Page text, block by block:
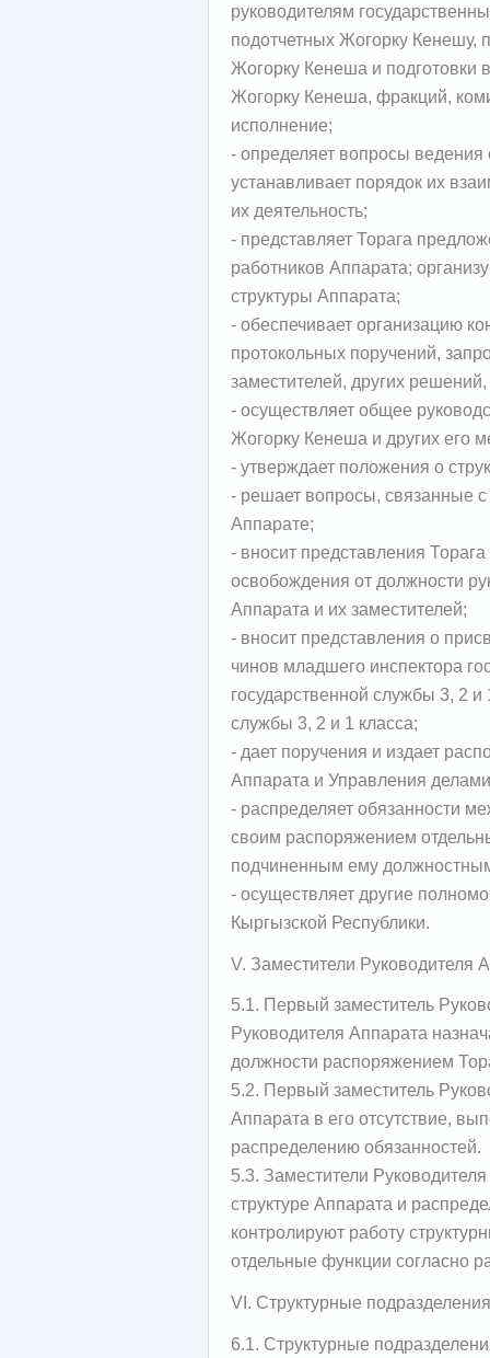
руководителям
подотчетных Жогорку Кенешу,
Жогорку Кенеша и подготовки
Жогорку Кенеша, фракций,
исполнение;
- определяет вопросы ведения
устанавливает порядок их
их деятельность;
- представляет Торага
работников Аппарата;
структуры Аппарата;
- обеспечивает организацию
протокольных поручений,
заместителей, других
- осуществляет общее
Жогорку Кенеша и других его
- утверждает положения о
- решает вопросы, связанные
Аппарате;
- вносит представления
освобождения от должности
Аппарата и их заместителей;
- вносит представления о
чинов младшего инспектора
государственной службы 3, 2 и
службы 3, 2 и 1 класса;
- дает поручения и издает
Аппарата и Управления
- распределяет обязанности
своим распоряжением
подчиненным ему
- осуществляет другие
Кыргызской Республики.
V. Заместители Руководителя
5.1. Первый заместитель
Руководителя Аппарата
должности распоряжением
5.2. Первый заместитель
Аппарата в его отсутствие,
распределению обязанностей.
5.3. Заместители
структуре Аппарата и
контролируют работу
отдельные функции согласно
VI. Структурные
6.1. Структурные